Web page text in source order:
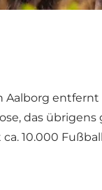
das
10.000